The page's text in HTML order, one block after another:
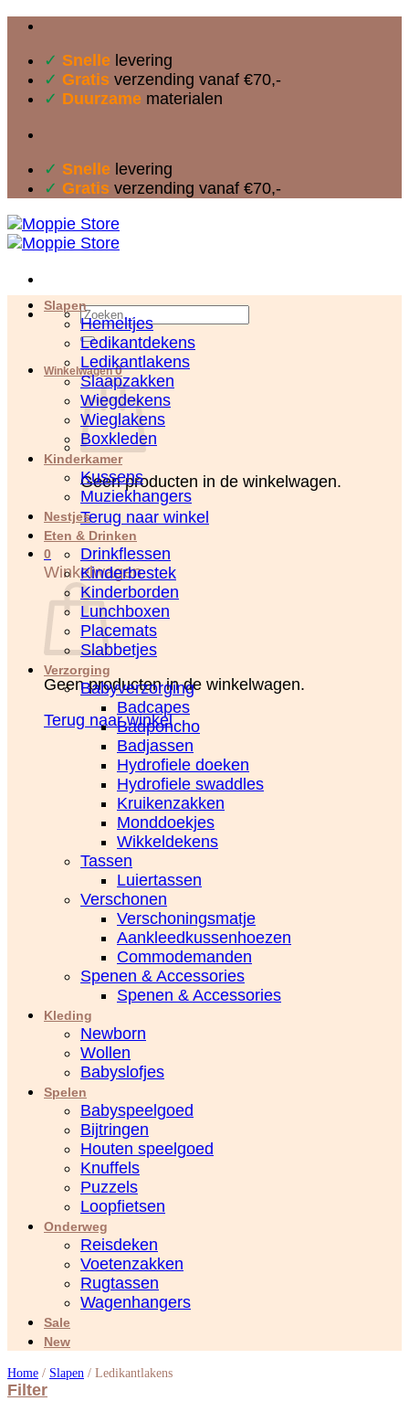
inhoud
✓ Snelle levering
✓ Gratis verzending vanaf €70,-
✓ Duurzame materialen
✓ Snelle levering
✓ Gratis verzending vanaf €70,-
Zoeken
naar:
Winkelwagen0
Geen producten in de winkelwagen.
Terug naar winkel
0
Winkelwagen
Geen producten in de winkelwagen.
Terug naar winkel
Slapen
Hemeltjes
Ledikantdekens
Ledikantlakens
Slaapzakken
Wiegdekens
Wieglakens
Boxkleden
Kinderkamer
Kussens
Muziekhangers
Nestjes
Eten & Drinken
Drinkflessen
Kinderbestek
Kinderborden
Lunchboxen
Placemats
Slabbetjes
Verzorging
Babyverzorging
Badcapes
Badponcho
Badjassen
Hydrofiele doeken
Hydrofiele swaddles
Kruikenzakken
Monddoekjes
Wikkeldekens
Tassen
Luiertassen
Verschonen
Verschoningsmatje
Aankleedkussenhoezen
Commodemanden
Spenen & Accessories
Spenen & Accessories
Kleding
Newborn
Wollen
Babyslofjes
Spelen
Babyspeelgoed
Bijtringen
Houten speelgoed
Knuffels
Puzzels
Loopfietsen
Onderweg
Reisdeken
Voetenzakken
Rugtassen
Wagenhangers
Sale
New
Home / Slapen / Ledikantlakens
Filter